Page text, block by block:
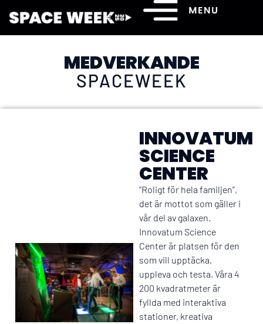
MEDVERKANDE
SPACEWEEK
INNOVATUM
SCIENCE
CENTER
”Roligt för hela familjen”,
det är mottot som gäller i
vår del av galaxen.
Innovatum Science
Center är platsen för den
som vill upptäcka,
uppleva och testa. Våra 4
200 kvadratmeter är
fyllda med interaktiva
stationer, kreativa